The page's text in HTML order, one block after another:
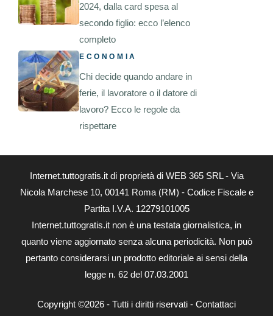
2024, dalla card spesa al
secondo figlio: ecco l’elenco
completo
ECONOMIA
Chi decide quando andare in
ferie, il lavoratore o il datore di
lavoro? Ecco le regole da
rispettare
Internet.tuttogratis.it di proprietà di WEB 365 SRL - Via
Nicola Marchese 10, 00141 Roma (RM) - Codice Fiscale e
Partita I.V.A. 12279101005
Internet.tuttogratis.it non è una testata giornalistica, in
quanto viene aggiornato senza alcuna periodicità. Non può
pertanto considerarsi un prodotto editoriale ai sensi della
legge n. 62 del 07.03.2001
Copyright ©2026 - Tutti i diritti riservati - Contattaci